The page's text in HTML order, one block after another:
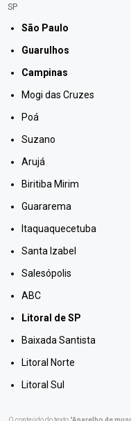
SP
São Paulo
Guarulhos
Campinas
Mogi das Cruzes
Poá
Suzano
Arujá
Biritiba Mirim
Guararema
Itaquaquecetuba
Santa Izabel
Salesópolis
ABC
Litoral de SP
Baixada Santista
Litoral Norte
Litoral Sul